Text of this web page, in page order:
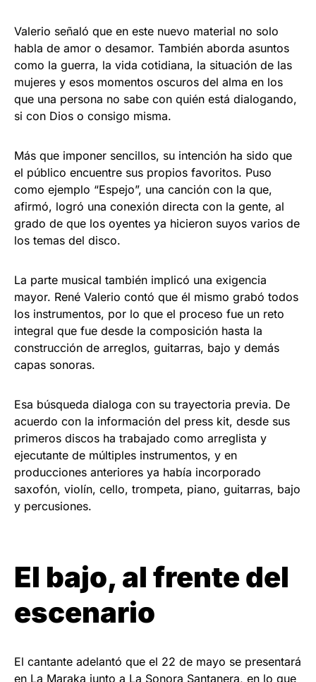
Valerio señaló que en este nuevo material no solo
habla de amor o desamor. También aborda asuntos
como la guerra, la vida cotidiana, la situación de las
mujeres y esos momentos oscuros del alma en los
que una persona no sabe con quién está dialogando,
si con Dios o consigo misma.
Más que imponer sencillos, su intención ha sido que
el público encuentre sus propios favoritos. Puso
como ejemplo “Espejo”, una canción con la que,
afirmó, logró una conexión directa con la gente, al
grado de que los oyentes ya hicieron suyos varios de
los temas del disco.
La parte musical también implicó una exigencia
mayor. René Valerio contó que él mismo grabó todos
los instrumentos, por lo que el proceso fue un reto
integral que fue desde la composición hasta la
construcción de arreglos, guitarras, bajo y demás
capas sonoras.
Esa búsqueda dialoga con su trayectoria previa. De
acuerdo con la información del press kit, desde sus
primeros discos ha trabajado como arreglista y
ejecutante de múltiples instrumentos, y en
producciones anteriores ya había incorporado
saxofón, violín, cello, trompeta, piano, guitarras, bajo
y percusiones.
El bajo, al frente del
escenario
El cantante adelantó que el 22 de mayo se presentará
en La Maraka junto a La Sonora Santanera, en lo que